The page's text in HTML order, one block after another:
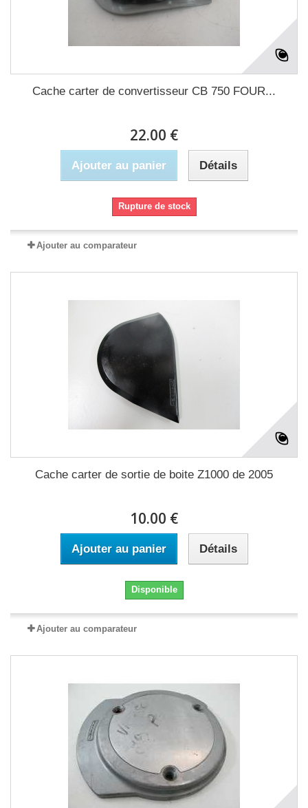
Cache carter de convertisseur CB 750 FOUR...
22.00 €
Ajouter au panier Détails
Rupture de stock
Ajouter au comparateur
Cache carter de sortie de boite Z1000 de 2005
10.00 €
Ajouter au panier Détails
Disponible
Ajouter au comparateur